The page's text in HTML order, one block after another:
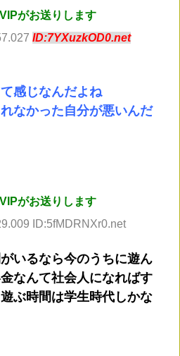
がお送りします
ID:7YXuzkOD0.net
感じなんだよね
なかった自分が悪いんだ
がお送りします
ID:5fMDRNXr0.net
いるなら今のうちに遊ん
なんて社会人になればす
ぶ時間は学生時代しかな